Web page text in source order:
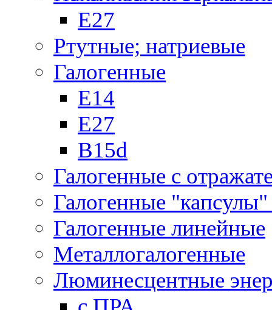
Е27
Ртутные; натриевые
Галогенные
Е14
Е27
B15d
Галогенные с
Галогенные "капсулы"
Галогенные линейные
Металлогалогенные
Люминесцентные